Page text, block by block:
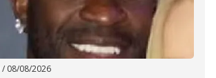
/ 08/08/2026